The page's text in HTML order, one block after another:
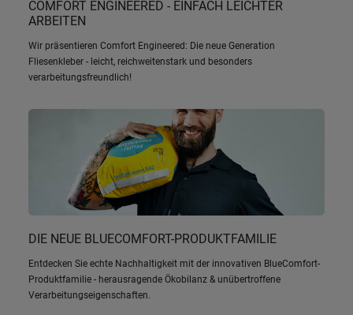
COMFORT ENGINEERED - EINFACH LEICHTER
ARBEITEN
Wir präsentieren Comfort Engineered: Die neue Generation
Fliesenkleber - leicht, reichweitenstark und besonders
verarbeitungsfreundlich!
DIE NEUE BLUECOMFORT-PRODUKTFAMILIE
Entdecken Sie echte Nachhaltigkeit mit der innovativen BlueComfort-
Produktfamilie - herausragende Ökobilanz & unübertroffene
Verarbeitungseigenschaften.